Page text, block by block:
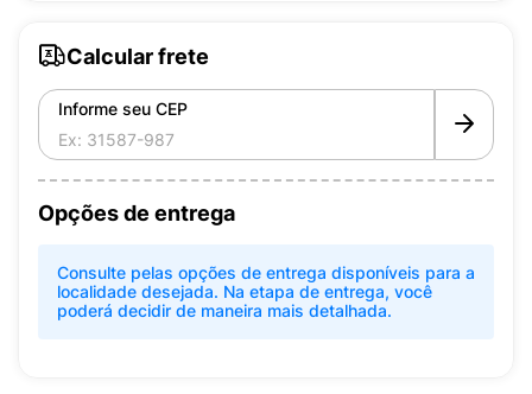
Calcular frete
Informe seu CEP
Opções de entrega
Consulte pelas opções de entrega disponíveis para a
localidade desejada. Na etapa de entrega, você
poderá decidir de maneira mais detalhada.